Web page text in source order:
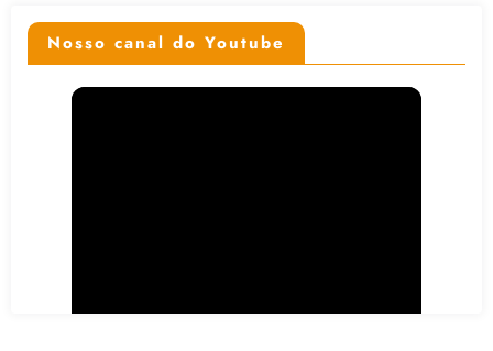
Nosso canal do Youtube